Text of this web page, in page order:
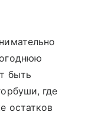
быть
где
остатков